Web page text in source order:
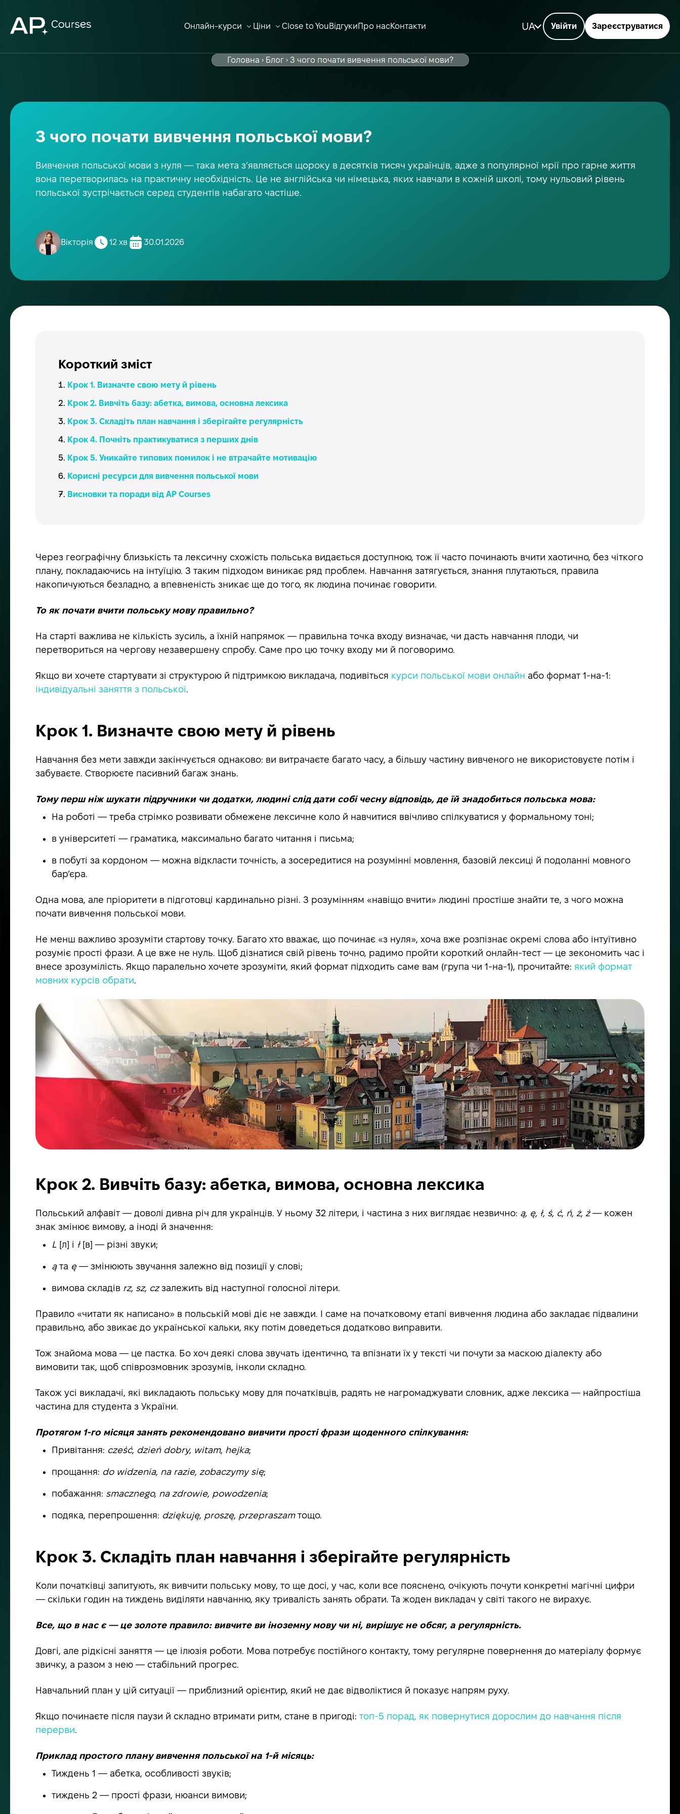
Онлайн-курси ВІДКРИТИ ПІДМЕНЮ
Ціни ВІДКРИТИ ПІДМЕНЮ
Close to YouВідгукиПро насКонтакти UA Увійти Зареєструватися
Головна Блог З чого почати вивчення польської мови?
З чого почати вивчення польської мови?
Вивчення польської мови з нуля — така мета з’являється щороку в десятків тисяч українців, адже з популярної мрії про гарне життя
вона перетворилась на практичну необхідність. Це не англійська чи німецька, яких навчали в кожній школі, тому нульовий рівень
польської зустрічається серед студентів набагато частіше.
Вікторія 12 хв 30.01.2026
Короткий зміст
Крок 1. Визначте свою мету й рівень
Крок 2. Вивчіть базу: абетка, вимова, основна лексика
Крок 3. Складіть план навчання і зберігайте регулярність
Крок 4. Почніть практикуватися з перших днів
Крок 5. Уникайте типових помилок і не втрачайте мотивацію
Корисні ресурси для вивчення польської мови
Висновки та поради від AP Courses
Через географічну близькість та лексичну схожість польська видається доступною, тож її часто починають вчити хаотично, без чіткого
плану, покладаючись на інтуїцію. З таким підходом виникає ряд проблем. Навчання затягується, знання плутаються, правила
накопичуються безладно, а впевненість зникає ще до того, як людина починає говорити.
То як почати вчити польську мову правильно?
На старті важлива не кількість зусиль, а їхній напрямок — правильна точка входу визначає, чи дасть навчання плоди, чи
перетвориться на чергову незавершену спробу. Саме про цю точку входу ми й поговоримо.
Якщо ви хочете стартувати зі структурою й підтримкою викладача, подивіться курси польської мови онлайн або формат 1-на-1:
індивідуальні заняття з польської.
Крок 1. Визначте свою мету й рівень
Навчання без мети завжди закінчується однаково: ви витрачаєте багато часу, а більшу частину вивченого не використовуєте потім і
забуваєте. Створюєте пасивний багаж знань.
Тому перш ніж шукати підручники чи додатки, людині слід дати собі чесну відповідь, де їй знадобиться польська мова:
На роботі — треба стрімко розвивати обмежене лексичне коло й навчитися ввічливо спілкуватися у формальному тоні;
в університеті — граматика, максимально багато читання і письма;
в побуті за кордоном — можна відкласти точність, а зосередитися на розумінні мовлення, базовій лексиці й подоланні мовного
бар’єра.
Одна мова, але пріоритети в підготовці кардинально різні. З розумінням «навіщо вчити» людині простіше знайти те, з чого можна
почати вивчення польської мови.
Не менш важливо зрозуміти стартову точку. Багато хто вважає, що починає «з нуля», хоча вже розпізнає окремі слова або інтуїтивно
розуміє прості фрази. А це вже не нуль. Щоб дізнатися свій рівень точно, радимо пройти короткий онлайн-тест — це зекономить час і
внесе зрозумілість. Якщо паралельно хочете зрозуміти, який формат підходить саме вам (група чи 1-на-1), прочитайте: який формат
мовних курсів обрати.
Крок 2. Вивчіть базу: абетка, вимова, основна лексика
Польський алфавіт — доволі дивна річ для українців. У ньому 32 літери, і частина з них виглядає незвично: ą, ę, ł, ś, ć, ń, ż, ź— кожен
знак змінює вимову, а іноді й значення:
L [л] і ł[в] — різні звуки;
ąта ę— змінюють звучання залежно від позиції у слові;
вимова складів rz, sz, czзалежить від наступної голосної літери.
Правило «читати як написано» в польській мові діє не завжди. І саме на початковому етапі вивчення людина або закладає підвалини
правильно, або звикає до української кальки, яку потім доведеться додатково виправити.
Тож знайома мова — це пастка. Бо хоч деякі слова звучать ідентично, та впізнати їх у тексті чи почути за маскою діалекту або
вимовити так, щоб співрозмовник зрозумів, інколи складно.
Також усі викладачі, які викладають польську мову для початківців, радять не нагромаджувати словник, адже лексика — найпростіша
частина для студента з України.
Протягом 1-го місяця занять рекомендовано вивчити прості фрази щоденного спілкування:
Привітання: cześć, dzień dobry, witam, hejka;
прощання: do widzenia, na razie, zobaczymy się;
побажання: smacznego, na zdrowie, powodzenia;
подяка, перепрошення: dziękuję, proszę, przepraszamтощо.
Крок 3. Складіть план навчання і зберігайте регулярність
Коли початківці запитують, як вивчити польську мову, то ще досі, у час, коли все пояснено, очікують почути конкретні магічні цифри
— скільки годин на тиждень виділяти навчанню, яку тривалість занять обрати. Та жоден викладач у світі такого не вирахує.
Все, що в нас є — це золоте правило: вивчите ви іноземну мову чи ні, вирішує не обсяг, а регулярність.
Довгі, але рідкісні заняття — це ілюзія роботи. Мова потребує постійного контакту, тому регулярне повернення до матеріалу формує
звичку, а разом з нею — стабільний прогрес.
Навчальний план у цій ситуації — приблизний орієнтир, який не дає відволіктися й показує напрям руху.
Якщо починаєте після паузи й складно втримати ритм, стане в пригоді: топ-5 порад, як повернутися дорослим до навчання після
перерви.
Приклад простого плану вивчення польської на 1-й місяць:
Тиждень 1 — абетка, особливості звуків;
тиждень 2 — прості фрази, нюанси вимови;